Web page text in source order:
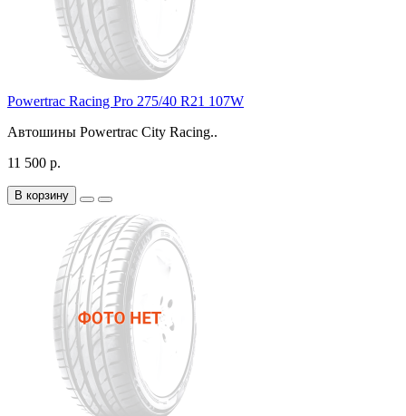
Powertrac Racing Pro 275/40 R21 107W
Автошины Powertrac City Racing..
11 500 р.
В корзину